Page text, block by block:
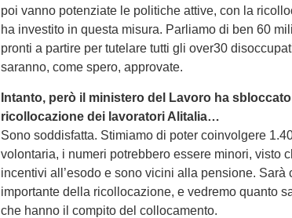
poi vanno potenziate le politiche attive, con la
ha investito in questa misura. Parliamo di ben 60
pronti a partire per tutelare tutti gli over30
saranno, come spero, approvate.
Intanto, però il ministero del Lavoro ha
ricollocazione dei lavoratori Alitalia…
Sono soddisfatta. Stimiamo di poter coinvolgere
volontaria, i numeri potrebbero essere minori, visto
incentivi all’esodo e sono vicini alla pensione.
importante della ricollocazione, e vedremo quanto
che hanno il compito del collocamento.